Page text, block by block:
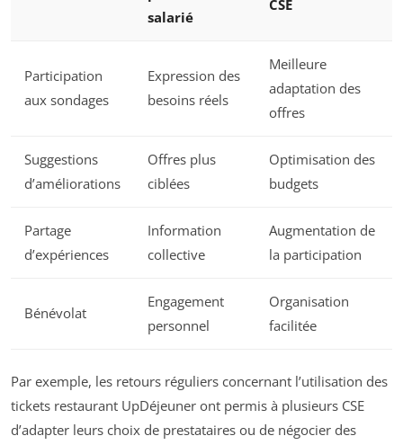
salarié
CSE
Participation
aux sondages
Expression des
besoins réels
Meilleure
adaptation des
offres
Suggestions
d’améliorations
Offres plus
ciblées
Optimisation des
budgets
Partage
d’expériences
Information
collective
Augmentation de
la participation
Bénévolat
Engagement
personnel
Organisation
facilitée
Par exemple, les retours réguliers concernant l’utilisation des
tickets restaurant UpDéjeuner ont permis à plusieurs CSE
d’adapter leurs choix de prestataires ou de négocier des